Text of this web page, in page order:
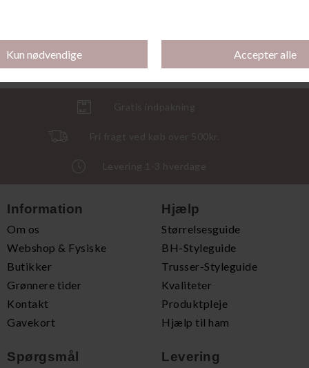
DKK 99,00DKK 69,30
DKK 99,00DKK 69,30
Gratis indpakning
Fri fragt ved køb over 500kr.
Levering 1-3 hverdage
Information
Om os
Webshop & Fysiske
Butikker
Grønnere tider
Kontakt
Gavekort
Hjælp
Størrelsesguide
BH-Styleguide
Trusser-Styleguide
Kvaliteter
Produktpleje
Hjælp til ham
Spørgsmål Levering